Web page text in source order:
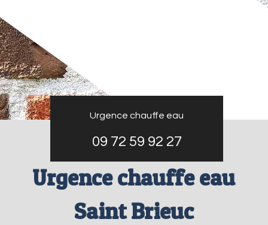
Urgence chauffe eau
09 72 59 92 27
Urgence chauffe eau
Saint Brieuc